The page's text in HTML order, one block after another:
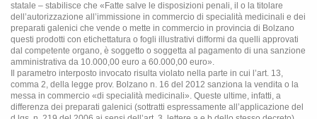
statale – stabilisce che «Fatte salve le disposizioni penali, il o la titolare
dell’autorizzazione all’immissione in commercio di specialità medicinali e dei
preparati galenici che vende o mette in commercio in provincia di Bolzano
questi prodotti con etichettatura o fogli illustrativi difformi da quelli approvati
dal competente organo, è soggetto o soggetta al pagamento di una sanzione
amministrativa da 10.000,00 euro a 60.000,00 euro».
Il parametro interposto invocato risulta violato nella parte in cui l’art. 13,
comma 2, della legge prov. Bolzano n. 16 del 2012 sanziona la vendita o la
messa in commercio «di specialità medicinali». Queste ultime, infatti, a
differenza dei preparati galenici (sottratti espressamente all’applicazione del